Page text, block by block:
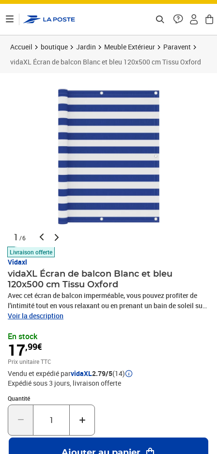
Accueil boutique Jardin Meuble Extérieur
Paravent
vidaXL Écran de balcon Blanc et bleu 120x500 cm Tissu Oxford
1 /6
Livraison offerte
Vidaxl
vidaXL Écran de balcon Blanc et bleu
120x500 cm Tissu Oxford
Avec cet écran de balcon imperméable, vous pouvez profiter de
l'intimité tout en vous relaxant ou en prenant un bain de soleil sur
votre balcon. Fabriqué d'un tissu Oxford spécial enduit de PU, le
paravent peut être facilement attaché au balcon à l'aide de ses
œillets en aluminium et de la corde incluse.Couleur : Blanc et
bleuMatériau : Tissu Oxford enduit de PUDimensions : 120 x 500
cm (L x l)ImperméableProtection UVOeillets en aluminiumCorde
synthétique de 24 m incluseAssemblage requis : Non
Voir la description
En stock
17,99€
Prix unitaire TTC
Vendu et expédié parvidaXL2.79/5(14)
Expédié sous 3 jours livraison offerte
Quantité
Quantité : 1